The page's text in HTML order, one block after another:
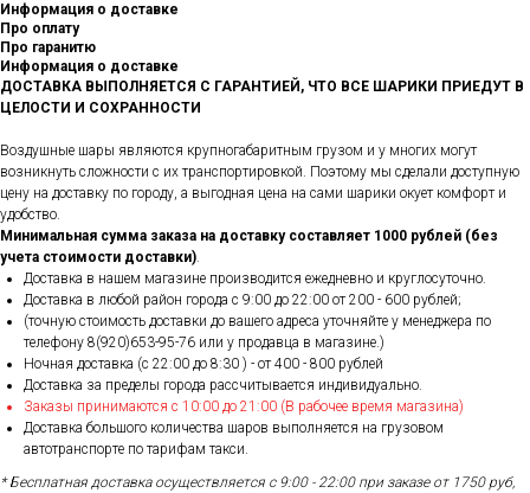
Информация о доставке
Про оплату
Про гаранитю
Информация о доставке
ДОСТАВКА ВЫПОЛНЯЕТСЯ С ГАРАНТИЕЙ, ЧТО ВСЕ ШАРИКИ ПРИЕДУТ В
ЦЕЛОСТИ И СОХРАННОСТИ
Воздушные шары являются крупногабаритным грузом и у многих могут
возникнуть сложности с их транспортировкой. Поэтому мы сделали доступную
цену на доставку по городу, а выгодная цена на сами шарики окует комфорт и
удобство.
Минимальная сумма заказа на доставку составляет 1000 рублей (без
учета стоимости доставки).
Доставка в нашем магазине производится ежедневно и круглосуточно.
Доставка в любой район города c 9:00 до 22:00 от 200 - 600 рублей;
(точную стоимость доставки до вашего адреса уточняйте у менеджера по
телефону 8(920)653-95-76 или у продавца в магазине.)
Ночная доставка (с 22:00 до 8:30 ) - от 400 - 800 рублей
Доставка за пределы города рассчитывается индивидуально.
Заказы принимаются с 10:00 до 21:00 (В рабочее время магазина)
Доставка большого количества шаров выполняется на грузовом
автотранспорте по тарифам такси.
* Бесплатная доставка осуществляется с 9:00 - 22:00 при заказе от 1750 руб,